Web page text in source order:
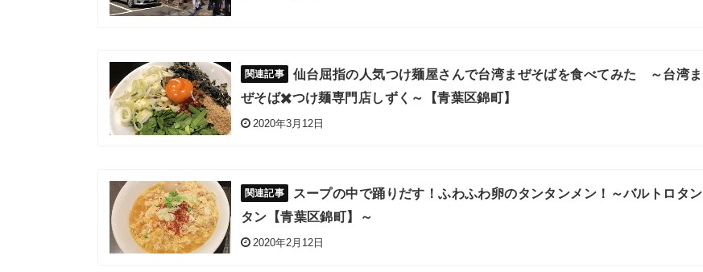
仙台屈指の人気つけ麺屋さんで台湾まぜそばを食べてみた ～台湾ま
ぜそば✖️つけ麺専門店しずく～【青葉区錦町】
2020年3月12日
スープの中で踊りだす！ふわふわ卵のタンタンメン！～バルトロタン
タン【青葉区錦町】～
2020年2月12日